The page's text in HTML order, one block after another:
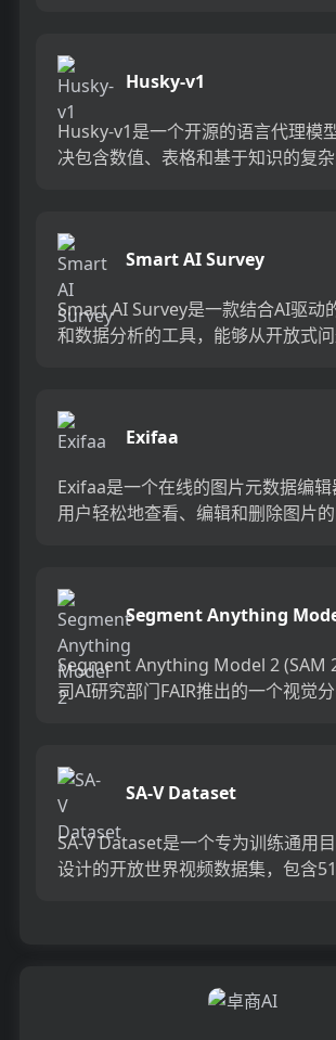
Husky-v1
Husky-v1是一个开源的语言代理模
决包含数值、表格和基于知识的复
Smart AI Survey
Smart AI Survey是一款结合AI驱动
和数据分析的工具，能够从开放式
Exifaa
Exifaa是一个在线的图片元数据编
用户轻松地查看、编辑和删除图片的
Segment Anything
Segment Anything Model 2 (SAM
司AI研究部门FAIR推出的一个视觉
SA-V Dataset
SA-V Dataset是一个专为训练通用
设计的开放世界视频数据集，包含